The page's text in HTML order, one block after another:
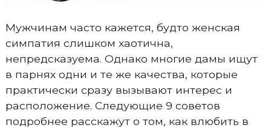
Мужчинам часто кажется, будто женская
симпатия слишком хаотична,
непредсказуема. Однако многие дамы ищут
в парнях одни и те же качества, которые
практически сразу вызывают интерес и
расположение. Следующие 9 советов
подробнее расскажут о том, как влюбить в